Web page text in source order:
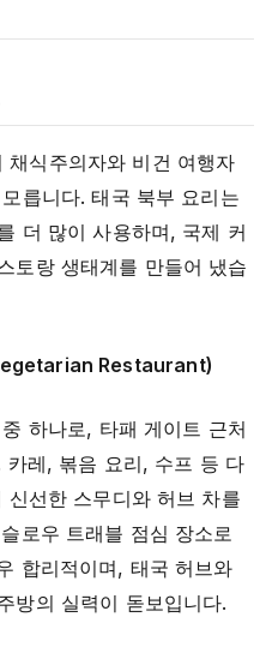
채식주의자와 비건 여행자
릅니다. 태국 북부 요리는
더 많이 사용하며, 국제 커
토랑 생태계를 만들어 냈습
Restaurant)
하나로, 타패 게이트 근처
카레, 볶음 요리, 수프 등 다
선한 스무디와 허브 차를
로우 트래블 점심 장소로
합리적이며, 태국 허브와
방의 실력이 돋보입니다.